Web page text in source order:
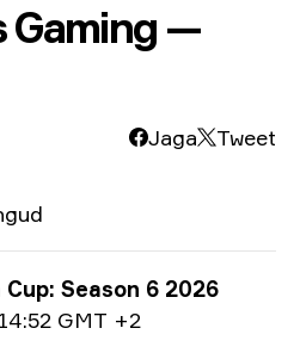
Gaming —
Jaga Tweet
Season 6 2026
14:52 GMT +2